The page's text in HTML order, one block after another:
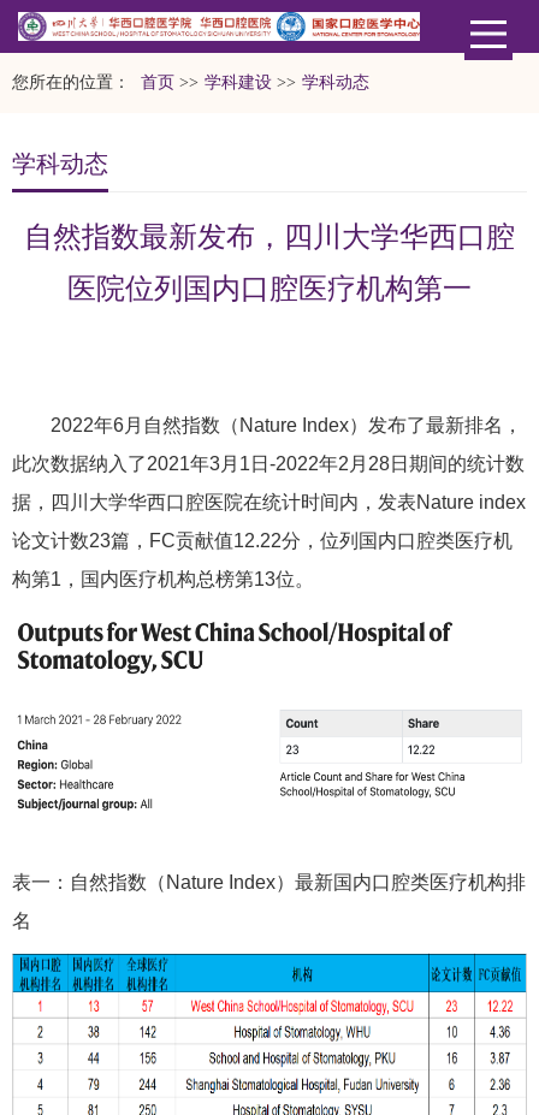
您所在的位置： 首页 >> 学科建设 >> 学科动态
学科动态
自然指数最新发布，四川大学华西口腔
医院位列国内口腔医疗机构第一
2022年6月自然指数（Nature Index）发布了最新排名，
此次数据纳入了2021年3月1日-2022年2月28日期间的统计数
据，四川大学华西口腔医院在统计时间内，发表Nature index
论文计数23篇，FC贡献值12.22分，位列国内口腔类医疗机
构第1，国内医疗机构总榜第13位。
表一：自然指数（Nature Index）最新国内口腔类医疗机构排
名